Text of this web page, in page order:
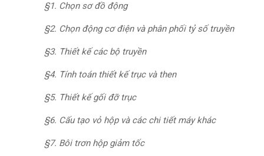
§1. Chọn sơ đồ động
§2. Chọn động cơ điện và phân phối tỷ số truyền
§3. Thiết kế các bộ truyền
§4. Tính toán thiết kế trục và then
§5. Thiết kế gối đỡ trục
§6. Cấu tạo vỏ hộp và các chi tiết máy khác
§7. Bôi trơn hộp giảm tốc